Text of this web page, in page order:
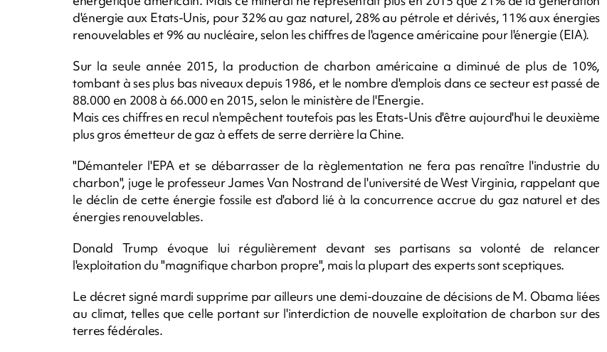
d'énergie aux Etats-Unis, pour 32% au gaz naturel, 28% au pétrole et dérivés, 11% aux énergies
renouvelables et 9% au nucléaire, selon les chiffres de l'agence américaine pour l'énergie (EIA).
Sur la seule année 2015, la production de charbon américaine a diminué de plus de 10%,
tombant à ses plus bas niveaux depuis 1986, et le nombre d'emplois dans ce secteur est passé de
88.000 en 2008 à 66.000 en 2015, selon le ministère de l'Energie.
Mais ces chiffres en recul n'empêchent toutefois pas les Etats-Unis d'être aujourd'hui le deuxième
plus gros émetteur de gaz à effets de serre derrière la Chine.
"Démanteler l'EPA et se débarrasser de la règlementation ne fera pas renaître l'industrie du
charbon", juge le professeur James Van Nostrand de l'université de West Virginia, rappelant que
le déclin de cette énergie fossile est d'abord lié à la concurrence accrue du gaz naturel et des
énergies renouvelables.
Donald Trump évoque lui régulièrement devant ses partisans sa volonté de relancer
l'exploitation du "magnifique charbon propre", mais la plupart des experts sont sceptiques.
Le décret signé mardi supprime par ailleurs une demi-douzaine de décisions de M. Obama liées
au climat, telles que celle portant sur l'interdiction de nouvelle exploitation de charbon sur des
terres fédérales.